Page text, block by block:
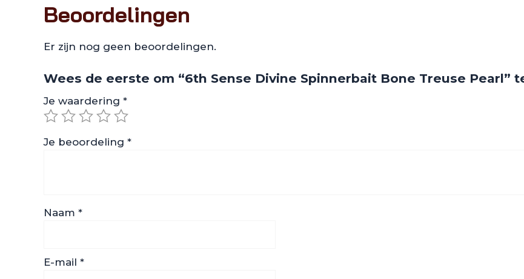
Beoordelingen
Er zijn nog geen beoordelingen.
Wees de eerste om “6th Sense Divine Spinnerbait Bone Treuse Pearl”
Je waardering *
Je beoordeling *
Naam *
E-mail *